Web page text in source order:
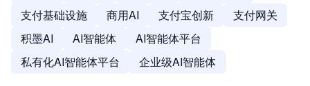
支付基础设施
商用AI 支付宝创新
支付网关
积墨AI
AI智能体
AI智能体平台
私有化AI智能体平台
企业级AI智能体